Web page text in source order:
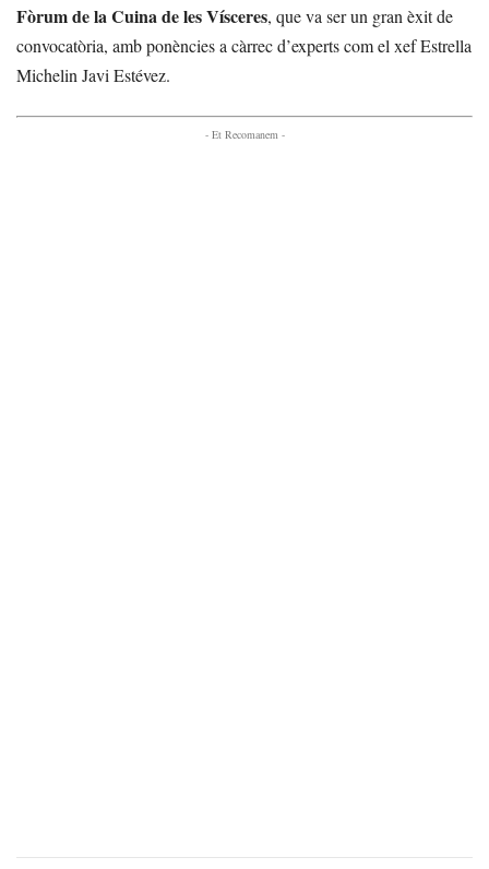
Fòrum de la Cuina de les Vísceres, que va ser un gran èxit de
convocatòria, amb ponències a càrrec d’experts com el xef Estrella
Michelin Javi Estévez.
- Et Recomanem -